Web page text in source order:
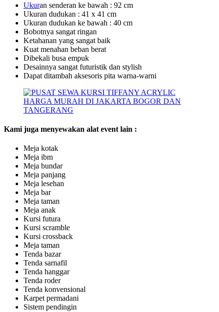
Ukuran senderan ke bawah : 92 cm
Ukuran dudukan : 41 x 41 cm
Ukuran dudukan ke bawah : 40 cm
Bobotnya sangat ringan
Ketahanan yang sangat baik
Kuat menahan beban berat
Dibekali busa empuk
Desainnya sangat futuristik dan stylish
Dapat ditambah aksesoris pita warna-warni
Kami juga menyewakan alat event lain :
Meja kotak
Meja ibm
Meja bundar
Meja panjang
Meja lesehan
Meja bar
Meja taman
Meja anak
Kursi futura
Kursi scramble
Kursi crossback
Meja taman
Tenda bazar
Tenda sarnafil
Tenda hanggar
Tenda roder
Tenda konvensional
Karpet permadani
Sistem pendingin